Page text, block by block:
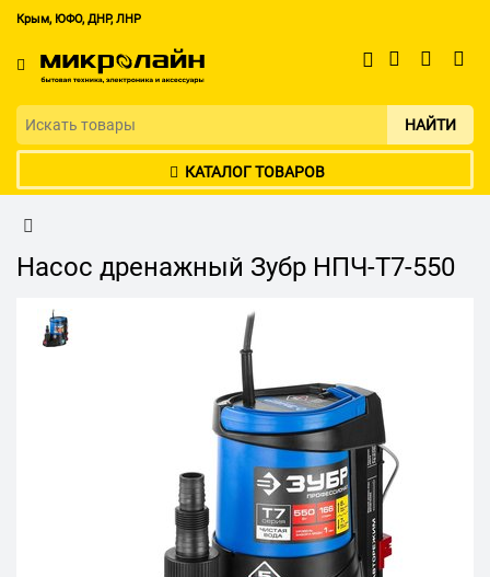
Крым, ЮФО, ДНР, ЛНР
НАЙТИ
КАТАЛОГ ТОВАРОВ
Насос дренажный Зубр НПЧ-Т7-550